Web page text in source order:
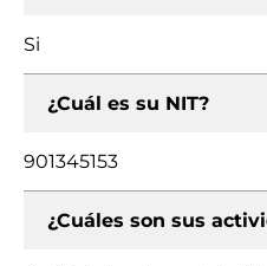
Si
¿Cuál es su NIT?
901345153
¿Cuáles son sus